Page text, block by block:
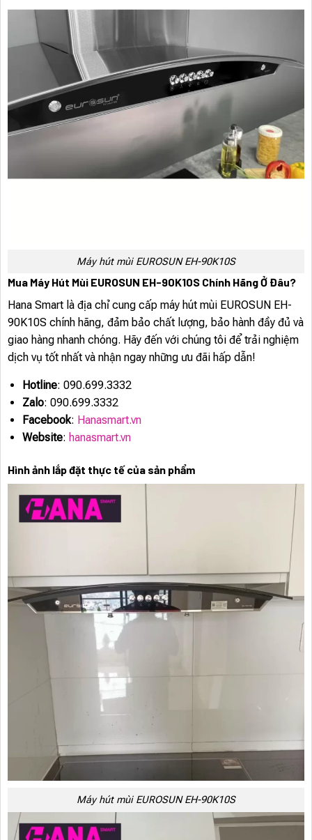
Máy hút mùi EUROSUN EH-90K10S
Mua Máy Hút Mùi EUROSUN EH-90K10S Chính Hãng Ở Đâu?
Hana Smart là địa chỉ cung cấp máy hút mùi EUROSUN EH-
90K10S chính hãng, đảm bảo chất lượng, bảo hành đầy đủ và
giao hàng nhanh chóng. Hãy đến với chúng tôi để trải nghiệm
dịch vụ tốt nhất và nhận ngay những ưu đãi hấp dẫn!
Hotline: 090.699.3332
Zalo: 090.699.3332
Facebook: Hanasmart.vn
Website: hanasmart.vn
Hình ảnh lắp đặt thực tế của sản phẩm
Máy hút mùi EUROSUN EH-90K10S